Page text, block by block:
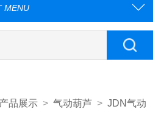
MENU
产品展示 >气动葫芦 >JDN气动